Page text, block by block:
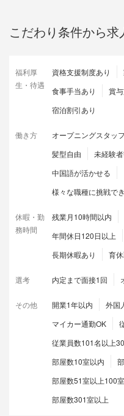
こだわり条件から求
福利厚
生・待遇
資格支援制度あり
食事手当あり
賞
宿泊割引あり
働き方 オープニングスタッフ
髪型自由
未経験
中国語が活かせる
様々な職種に挑戦で
休暇・勤
務時間
残業月10時間以内
年間休日120日以上
長期休暇あり
育
選考 内定まで面接1回
その他 開業1年以内 外国
マイカー通勤OK
従業員数101名以上
部屋数10室以内
部屋数51室以上100
部屋数301室以上